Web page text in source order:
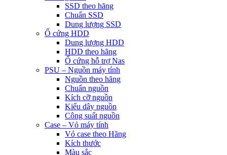
SSD theo hãng
Chuẩn SSD
Dung lượng SSD
Ổ cứng HDD
Dung lượng HDD
HDD theo hãng
Ổ cứng hỗ trợ Nas
PSU – Nguồn máy tính
Nguồn theo hãng
Chuẩn nguồn
Kích cỡ nguồn
Kiểu dây nguồn
Công suất nguồn
Case – Vỏ máy tính
Vỏ case theo Hãng
Kích thước
Màu sắc